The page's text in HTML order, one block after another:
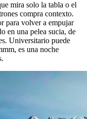
mira solo la tabla o el
compra contexto.
para volver a empujar
en una pelea sucia, de
Universitario puede
es una noche